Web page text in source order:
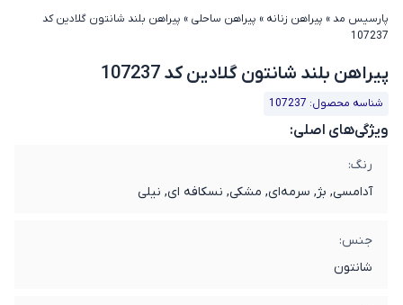
پارسیس مد» پیراهن زنانه » پیراهن ساحلی » پیراهن بلند شانتون گلادین کد
107237
پیراهن بلند شانتون گلادین کد 107237
شناسه محصول: 107237
ویژگی‌های اصلی:
رنگ:
آدامسی, بژ, سرمه‌ای, مشکی, نسکافه ای, نیلی
جنس:
شانتون